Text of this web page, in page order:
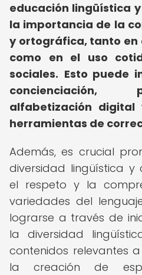
educación lingüística
la importancia de la
y ortográfica, tanto
como en el uso
sociales. Esto puede
concienciación,
alfabetización
herramientas de
Además, es crucial
diversidad lingüística y
el respeto y la
variedades del
lograrse a través de
la diversidad
contenidos relevantes
la creación de